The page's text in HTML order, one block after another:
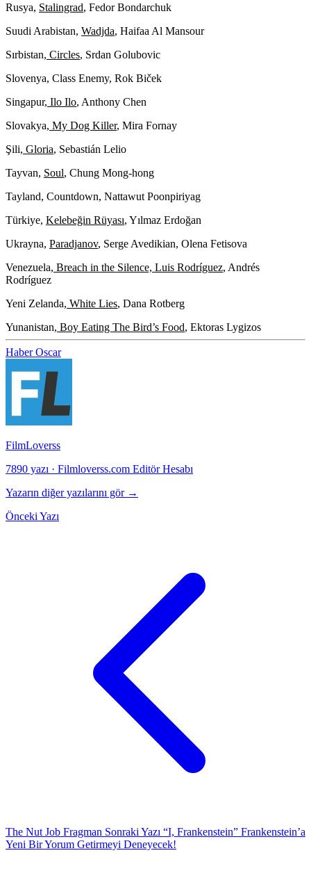
Rusya, Stalingrad, Fedor Bondarchuk
Suudi Arabistan, Wadjda, Haifaa Al Mansour
Sırbistan, Circles, Srdan Golubovic
Slovenya, Class Enemy, Rok Biček
Singapur, Ilo Ilo, Anthony Chen
Slovakya, My Dog Killer, Mira Fornay
Şili, Gloria, Sebastián Lelio
Tayvan, Soul, Chung Mong-hong
Tayland, Countdown, Nattawut Poonpiriyag
Türkiye, Kelebeğin Rüyası, Yılmaz Erdoğan
Ukrayna, Paradjanov, Serge Avedikian, Olena Fetisova
Venezuela, Breach in the Silence, Luis Rodríguez, Andrés
Rodríguez
Yeni Zelanda, White Lies, Dana Rotberg
Yunanistan, Boy Eating The Bird’s Food, Ektoras Lygizos
HaberOscar
FilmLoverss
7890 yazı · Filmloverss.com Editör Hesabı
Yazarın diğer yazılarını gör →
Önceki Yazı
The Nut Job Fragman Sonraki Yazı “I, Frankenstein” Frankenstein’a
Yeni Bir Yorum Getirmeyi Deneyecek!